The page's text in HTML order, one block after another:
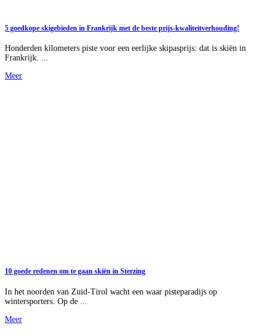
5 goedkope skigebieden in Frankrijk met de beste prijs-kwaliteitverhouding!
Honderden kilometers piste voor een eerlijke skipasprijs: dat is skiën in
Frankrijk. ...
Meer
10 goede redenen om te gaan skiën in Sterzing
In het noorden van Zuid-Tirol wacht een waar pisteparadijs op
wintersporters. Op de ...
Meer